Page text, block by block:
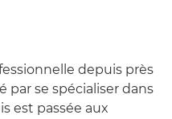
depuis près
par se spécialiser dans
est passée aux